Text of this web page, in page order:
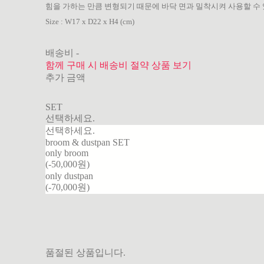
힘을 가하는 만큼 변형되기 때문에 바닥 면과 밀착시켜 사용할 수
Size : W17 x D22 x H4 (cm)
배송비-
함께 구매 시 배송비 절약 상품 보기
추가 금액
SET
선택하세요.
선택하세요.
broom & dustpan SET
only broom
(-50,000원)
only dustpan
(-70,000원)
품절된 상품입니다.